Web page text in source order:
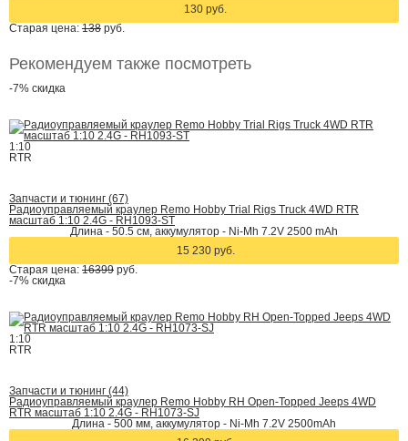
130 руб.
Старая цена: 138 руб.
Рекомендуем также посмотреть
-7% скидка
1:10
RTR
Запчасти и тюнинг (67)
Радиоуправляемый краулер Remo Hobby Trial Rigs Truck 4WD RTR
масштаб 1:10 2.4G - RH1093-ST
Длина - 50.5 cм, аккумулятор - Ni-Mh 7.2V 2500 mAh
15 230 руб.
Старая цена: 16399 руб.
-7% скидка
1:10
RTR
Запчасти и тюнинг (44)
Радиоуправляемый краулер Remo Hobby RH Open-Topped Jeeps 4WD
RTR масштаб 1:10 2.4G - RH1073-SJ
Длина - 500 мм, аккумулятор - Ni-Mh 7.2V 2500mAh